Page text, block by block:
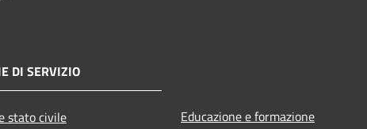
DI SERVIZIO
stato civile
Educazione e formazione